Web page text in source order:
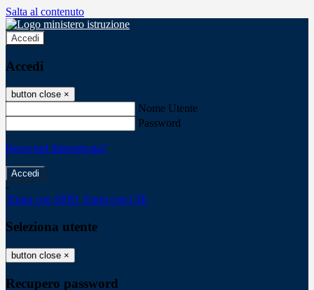
Salta al contenuto
Accedi
Accedi
button close ×
Nome Utente
Password
Password dimenticata?
-
Entra con SPID Entra con CIE
Seleziona utente
button close ×
Recupero password